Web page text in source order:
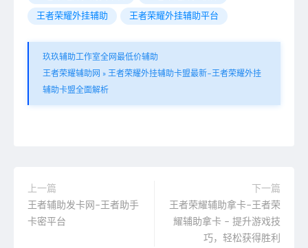
王者荣耀外挂辅助 王者荣耀外挂辅助平台
玖玖辅助工作室全网最低价辅助
王者荣耀辅助网 » 王者荣耀外挂辅助卡盟最新–王者荣耀外挂
辅助卡盟全面解析
上一篇
王者辅助发卡网–王者助手
卡密平台
下一篇
王者荣耀辅助拿卡–王者荣
耀辅助拿卡 – 提升游戏技
巧，轻松获得胜利